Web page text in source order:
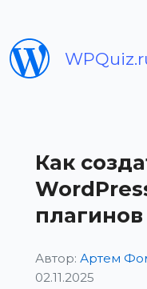
Как
Автор: Артем
02.11.2025